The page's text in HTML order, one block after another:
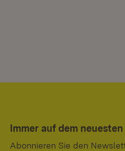
Immer auf dem
Abonnieren Sie den